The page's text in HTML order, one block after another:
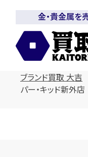
金・貴金属を
ブランド買取 大吉
パー・キッド新外店